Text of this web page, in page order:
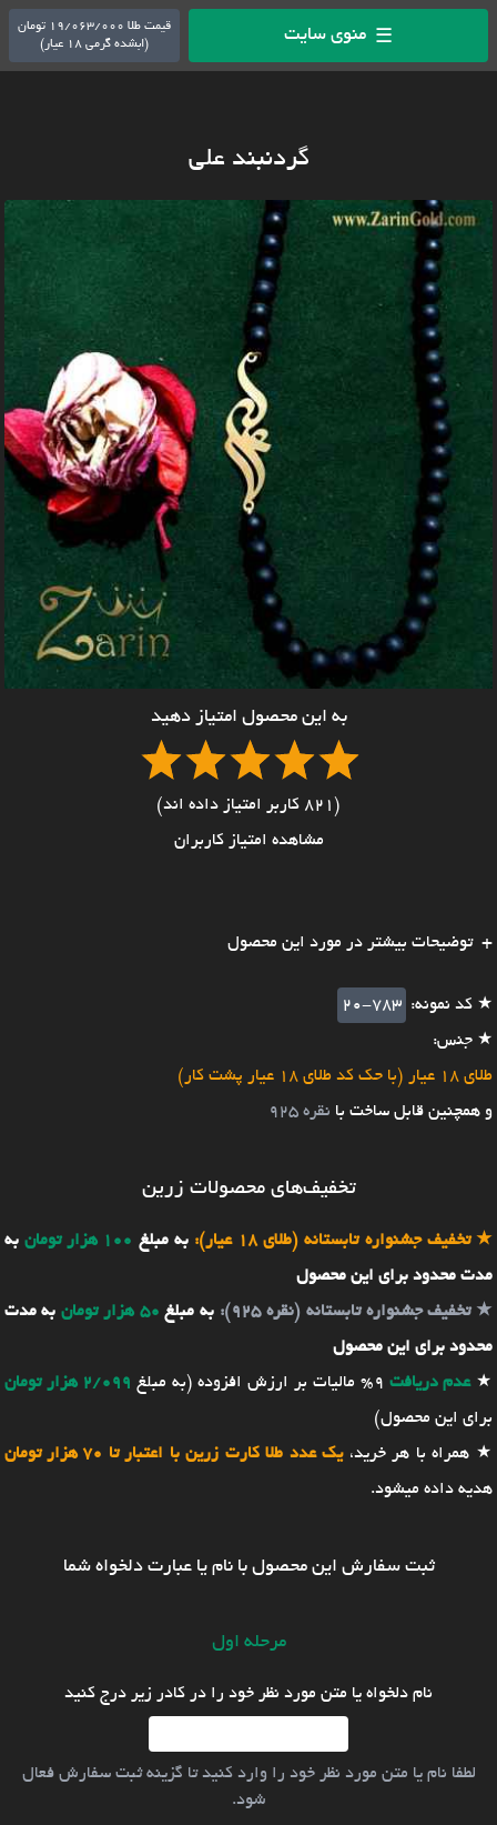
☰ منوی سایت
قیمت طلا 19/063/000 تومان
(ابشده گرمی 18 عیار)
گردنبند علی
به این محصول امتیاز دهید
(821 کاربر امتیاز داده اند)
مشاهده امتیاز کاربران
توضیحات بیشتر در مورد این محصول
★ کد نمونه: 20-783
★ جنس:
طلای 18 عیار (با حک کد طلای 18 عیار پشت کار)
و همچنین قابل ساخت با نقره 925
تخفیف‌های محصولات زرین
★تخفیف جشنواره تابستانه (طلای 18 عیار): به مبلغ 100 هزار تومان
به
مدت محدود برای این محصول
★تخفیف جشنواره تابستانه (نقره 925): به مبلغ 50 هزار تومان
به مدت
محدود برای این محصول
★عدم دریافت 9% مالیات بر ارزش افزوده (به مبلغ
2/099 هزار تومان
برای این محصول)
★ همراه با هر خرید،یک عدد طلا کارت زرین با اعتبار تا 70 هزار تومان
هدیه داده میشود.
ثبت سفارش این محصول با نام یا عبارت دلخواه شما
مرحله اول
نام دلخواه یا متن مورد نظر خود را در کادر زیر درج کنید
لطفا نام یا متن مورد نظر خود را وارد کنید تا گزینه ثبت سفارش فعال
شود.